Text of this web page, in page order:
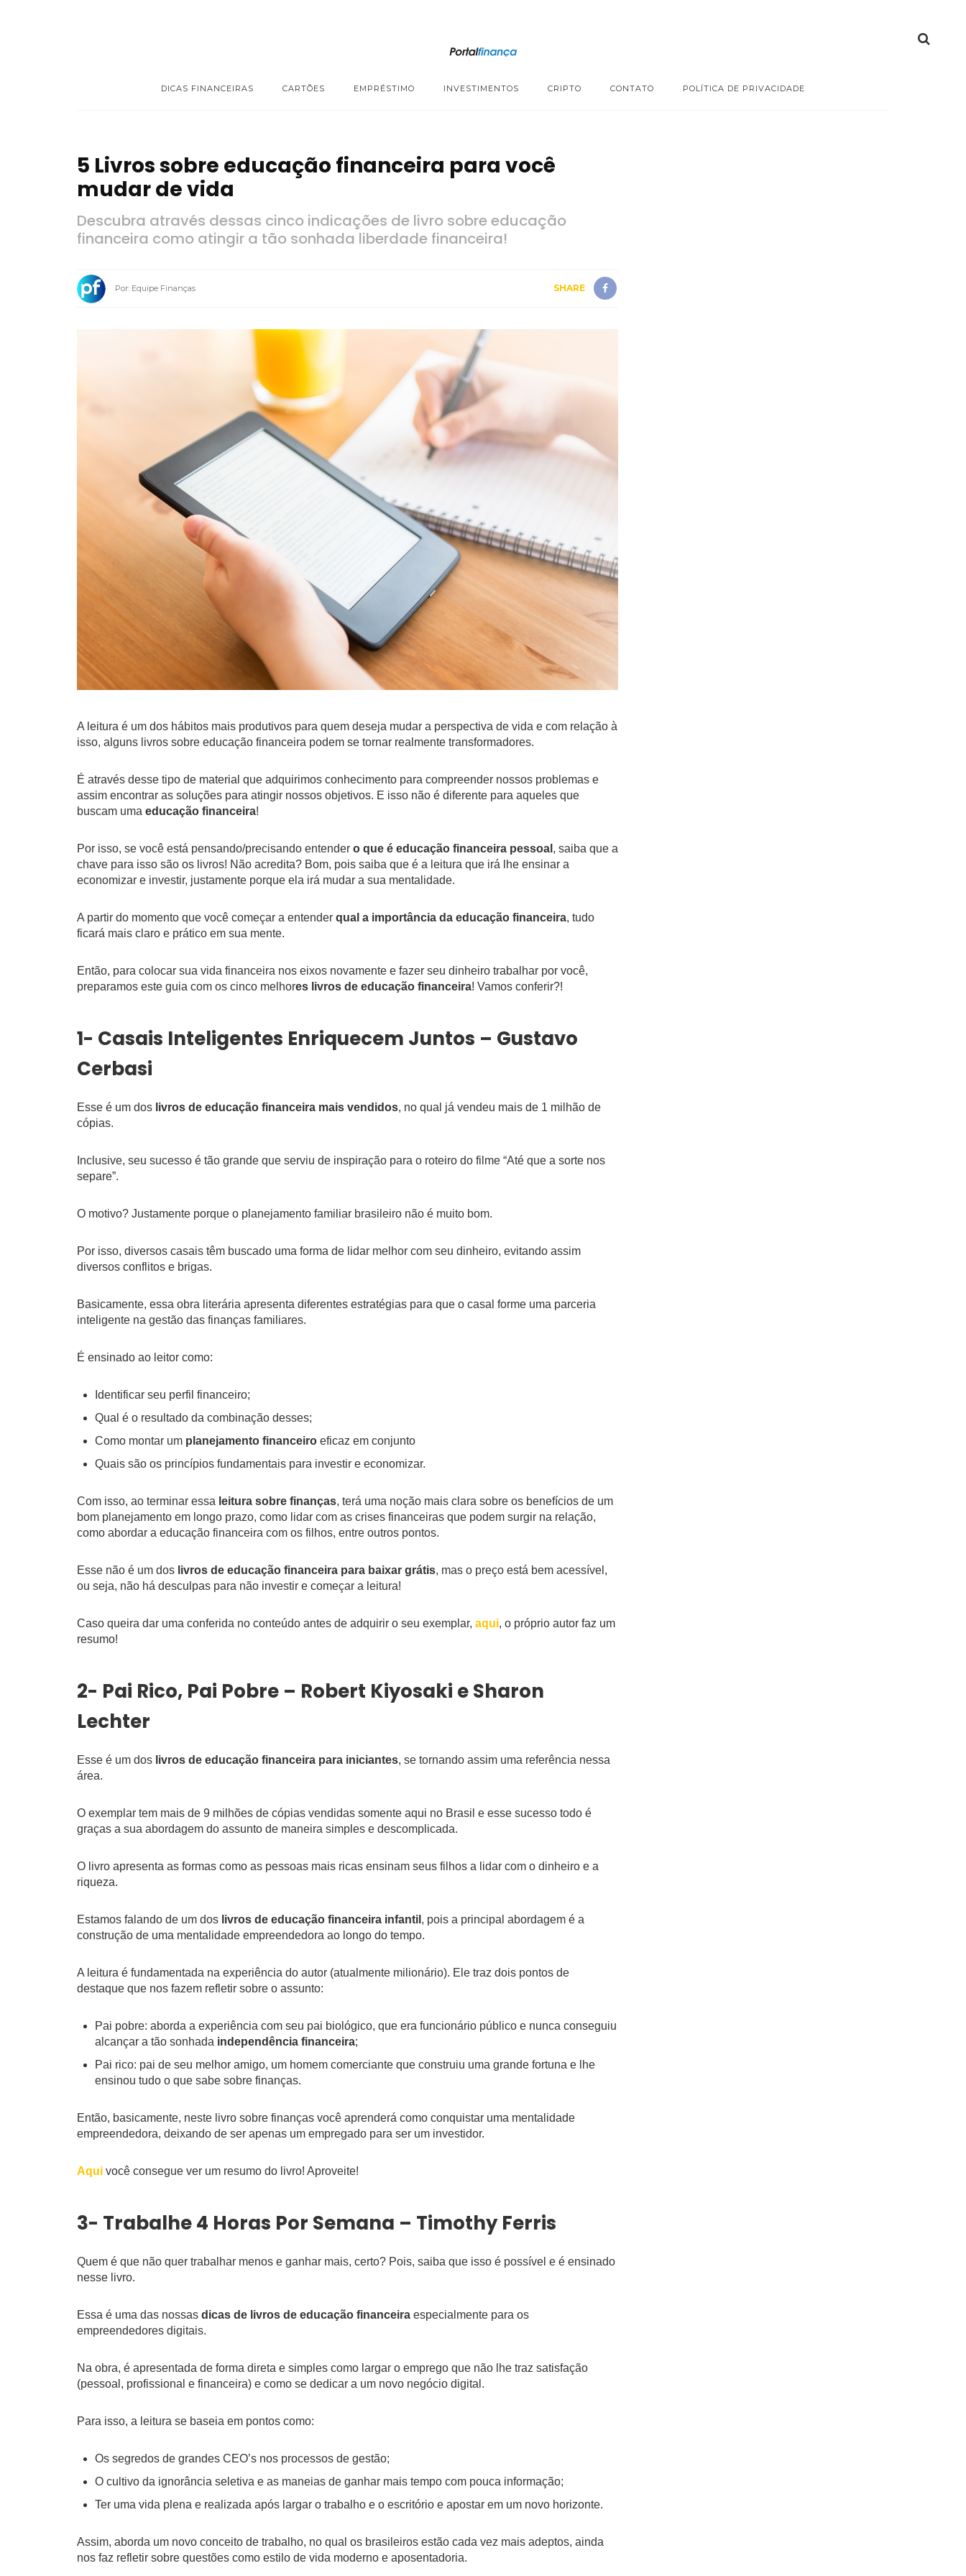
DICAS FINANCEIRAS CARTÕES EMPRÉSTIMO INVESTIMENTOS CRIPTO CONTATO POLÍTICA DE PRIVACIDADE
5 Livros sobre educação financeira para você
mudar de vida
Descubra através dessas cinco indicações de livro sobre educação
financeira como atingir a tão sonhada liberdade financeira!
Por: Equipe Finanças SHARE
A leitura é um dos hábitos mais produtivos para quem deseja mudar a perspectiva de vida e com relação à
isso, alguns livros sobre educação financeira podem se tornar realmente transformadores.
É através desse tipo de material que adquirimos conhecimento para compreender nossos problemas e
assim encontrar as soluções para atingir nossos objetivos. E isso não é diferente para aqueles que
buscam uma educação financeira!
Por isso, se você está pensando/precisando entender o que é educação financeira pessoal , saiba que a
chave para isso são os livros! Não acredita? Bom, pois saiba que é a leitura que irá lhe ensinar a
economizar e investir, justamente porque ela irá mudar a sua mentalidade.
A partir do momento que você começar a entender qual a importância da educação financeira, tudo
ficará mais claro e prático em sua mente.
Então, para colocar sua vida financeira nos eixos novamente e fazer seu dinheiro trabalhar por você,
preparamos este guia com os cinco melhores livros de educação financeira! Vamos conferir?!
1- Casais Inteligentes Enriquecem Juntos – Gustavo
Cerbasi
Esse é um dos livros de educação financeira mais vendidos, no qual já vendeu mais de 1 milhão de
cópias.
Inclusive, seu sucesso é tão grande que serviu de inspiração para o roteiro do filme “Até que a sorte nos
separe”.
O motivo? Justamente porque o planejamento familiar brasileiro não é muito bom.
Por isso, diversos casais têm buscado uma forma de lidar melhor com seu dinheiro, evitando assim
diversos conflitos e brigas.
Basicamente, essa obra literária apresenta diferentes estratégias para que o casal forme uma parceria
inteligente na gestão das finanças familiares.
É ensinado ao leitor como:
Identificar seu perfil financeiro;
Qual é o resultado da combinação desses;
Como montar um planejamento financeiro eficaz em conjunto
Quais são os princípios fundamentais para investir e economizar.
Com isso, ao terminar essa leitura sobre finanças, terá uma noção mais clara sobre os benefícios de um
bom planejamento em longo prazo, como lidar com as crises financeiras que podem surgir na relação,
como abordar a educação financeira com os filhos, entre outros pontos.
Esse não é um dos livros de educação financeira para baixar grátis, mas o preço está bem acessível,
ou seja, não há desculpas para não investir e começar a leitura!
Caso queira dar uma conferida no conteúdo antes de adquirir o seu exemplar, aqui, o próprio autor faz um
resumo!
2- Pai Rico, Pai Pobre – Robert Kiyosaki e Sharon
Lechter
Esse é um dos livros de educação financeira para iniciantes, se tornando assim uma referência nessa
área.
O exemplar tem mais de 9 milhões de cópias vendidas somente aqui no Brasil e esse sucesso todo é
graças a sua abordagem do assunto de maneira simples e descomplicada.
O livro apresenta as formas como as pessoas mais ricas ensinam seus filhos a lidar com o dinheiro e a
riqueza.
Estamos falando de um dos livros de educação financeira infantil , pois a principal abordagem é a
construção de uma mentalidade empreendedora ao longo do tempo.
A leitura é fundamentada na experiência do autor (atualmente milionário). Ele traz dois pontos de
destaque que nos fazem refletir sobre o assunto:
Pai pobre: aborda a experiência com seu pai biológico, que era funcionário público e nunca conseguiu
alcançar a tão sonhada independência financeira;
Pai rico: pai de seu melhor amigo, um homem comerciante que construiu uma grande fortuna e lhe
ensinou tudo o que sabe sobre finanças.
Então, basicamente, neste livro sobre finanças você aprenderá como conquistar uma mentalidade
empreendedora, deixando de ser apenas um empregado para ser um investidor.
Aqui você consegue ver um resumo do livro! Aproveite!
3- Trabalhe 4 Horas Por Semana – Timothy Ferris
Quem é que não quer trabalhar menos e ganhar mais, certo? Pois, saiba que isso é possível e é ensinado
nesse livro.
Essa é uma das nossas dicas de livros de educação financeira especialmente para os
empreendedores digitais.
Na obra, é apresentada de forma direta e simples como largar o emprego que não lhe traz satisfação
(pessoal, profissional e financeira) e como se dedicar a um novo negócio digital.
Para isso, a leitura se baseia em pontos como:
Os segredos de grandes CEO’s nos processos de gestão;
O cultivo da ignorância seletiva e as maneias de ganhar mais tempo com pouca informação;
Ter uma vida plena e realizada após largar o trabalho e o escritório e apostar em um novo horizonte.
Assim, aborda um novo conceito de trabalho, no qual os brasileiros estão cada vez mais adeptos, ainda
nos faz refletir sobre questões como estilo de vida moderno e aposentadoria.